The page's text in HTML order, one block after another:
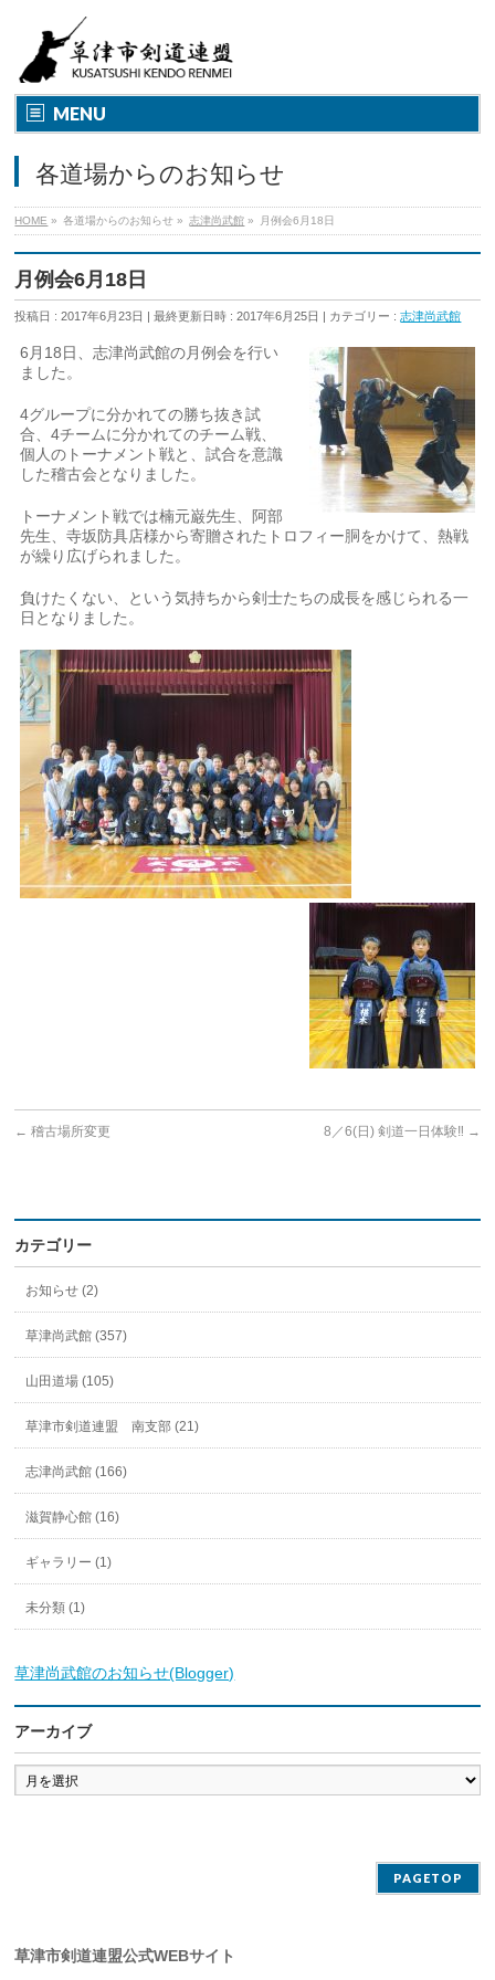
MENU
各道場からのお知らせ
HOME » 各道場からのお知らせ » 志津尚武館 » 月例会6月18日
月例会6月18日
投稿日 : 2017年6月23日 最終更新日時 : 2017年6月25日 カテゴリー :志津尚武館
6月18日、志津尚武館の月例会を行い
ました。
4グループに分かれての勝ち抜き試
合、4チームに分かれてのチーム戦、
個人のトーナメント戦と、試合を意識
した稽古会となりました。
トーナメント戦では楠元巌先生、阿部
先生、寺坂防具店様から寄贈されたトロフィー胴をかけて、熱戦
が繰り広げられました。
負けたくない、という気持ちから剣士たちの成長を感じられる一
日となりました。
← 稽古場所変更 8／6(日) 剣道一日体験‼️ →
カテゴリー
お知らせ (2)
草津尚武館 (357)
山田道場 (105)
草津市剣道連盟 南支部 (21)
志津尚武館 (166)
滋賀静心館 (16)
ギャラリー (1)
未分類 (1)
草津尚武館のお知らせ(Blogger)
アーカイブ
ア
ー
PAGETOP
草津市剣道連盟公式WEBサイト